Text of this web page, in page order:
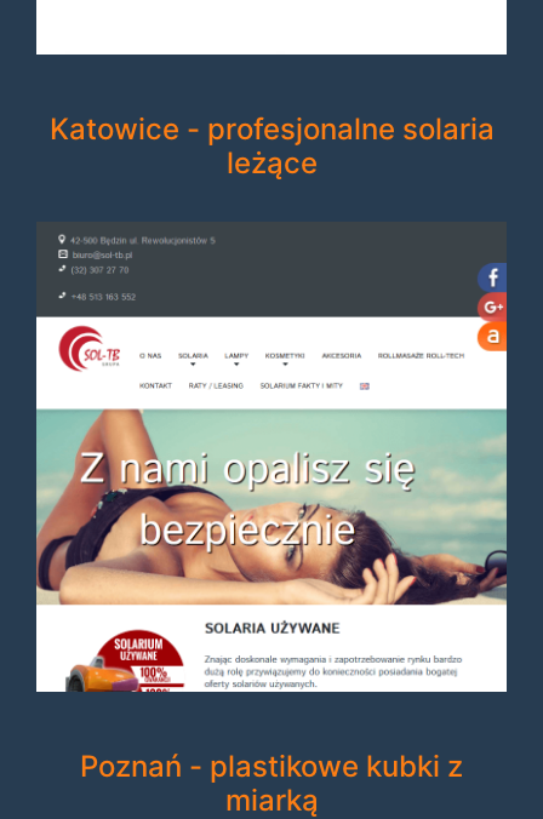
Katowice - profesjonalne solaria
leżące
Poznań - plastikowe kubki z
miarką